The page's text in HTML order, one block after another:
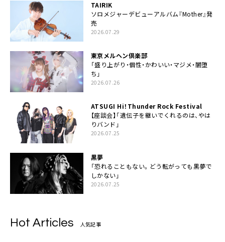
TAIRIK
ソロメジャーデビューアルバム『Mother』発
売
2026.07.29
東京メルヘン倶楽部
「盛り上がり・個性・かわいい・マジメ・闇堕
ち」
2026.07.26
ATSUGI Hi！Thunder Rock Festival
【座談会】「遺伝子を継いでくれるのは、やは
りバンド」
2026.07.25
黒夢
「恐れることもない。どう転がっても黒夢で
しかない」
2026.07.25
Hot Articles 人気記事